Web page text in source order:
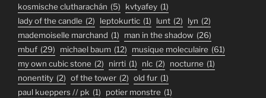
kosmische clutharachán (5) kvtyafey (1)
lady of the candle (2) leptokurtic (1) lunt (2) lyn (2)
mademoiselle marchand (1) man in the shadow (26)
mbuf (29) michael baum (12) musique moleculaire (61)
my own cubic stone (2) nirrti (1) nlc (2) nocturne (1)
nonentity (2) of the tower (2) old fur (1)
paul kueppers // pk (1) potier monstre (1)